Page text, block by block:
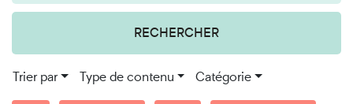
RECHERCHER
Trier par Type de contenu Catégorie